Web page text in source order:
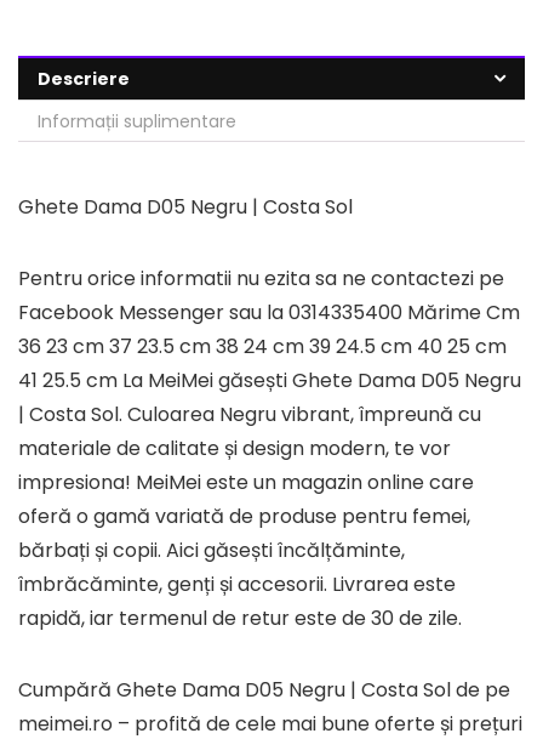
Descriere
Informații suplimentare
Ghete Dama D05 Negru | Costa Sol
Pentru orice informatii nu ezita sa ne contactezi pe
Facebook Messenger sau la 0314335400 Mărime Cm
36 23 cm 37 23.5 cm 38 24 cm 39 24.5 cm 40 25 cm
41 25.5 cm La MeiMei găsești Ghete Dama D05 Negru
| Costa Sol. Culoarea Negru vibrant, împreună cu
materiale de calitate și design modern, te vor
impresiona! MeiMei este un magazin online care
oferă o gamă variată de produse pentru femei,
bărbați și copii. Aici găsești încălțăminte,
îmbrăcăminte, genți și accesorii. Livrarea este
rapidă, iar termenul de retur este de 30 de zile.
Cumpără Ghete Dama D05 Negru | Costa Sol de pe
meimei.ro – profită de cele mai bune oferte și prețuri